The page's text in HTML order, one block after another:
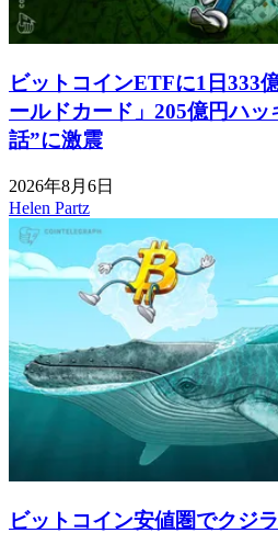
ビットコインETFに1日333
ールドカード」205億円ハ
話”に激震
2026年8月6日
Helen Partz
ビットコイン安値圏でクジ